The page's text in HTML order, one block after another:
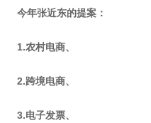
今年张近东的提案：
1.农村电商、
2.跨境电商、
3.电子发票、